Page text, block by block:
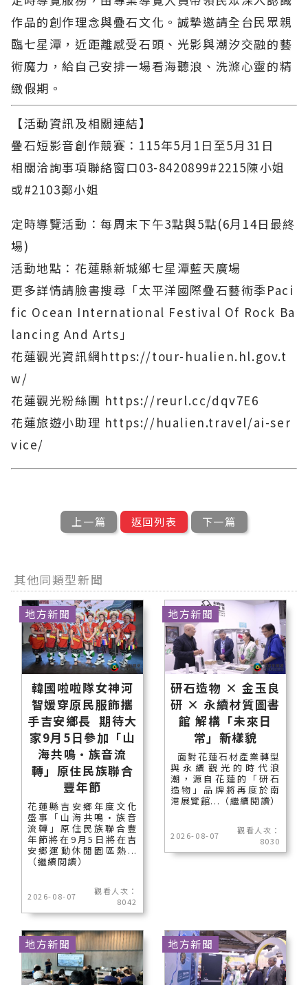
作品的創作理念與疊石文化。誠摯邀請全台民眾親
臨七星潭，近距離感受石頭、光影與潮汐交融的藝
術魔力，給自己安排一場看海聽浪、洗滌心靈的精
緻假期。
【活動資訊及相關連結】
疊石短影音創作競賽：115年5月1日至5月31日
相關洽詢事項聯絡窗口03-8420899#2215陳小姐
或#2103鄭小姐
定時導覽活動：每周末下午3點與5點(6月14日最終
場)
活動地點：花蓮縣新城鄉七星潭藍天廣場
更多詳情請臉書搜尋「太平洋國際疊石藝術季Paci
fic Ocean International Festival Of Rock Ba
lancing And Arts」
花蓮觀光資訊網https://tour-hualien.hl.gov.t
w/
花蓮觀光粉絲團 https://reurl.cc/dqv7E6
花蓮旅遊小助理 https://hualien.travel/ai-ser
vice/
上一篇 返回列表 下一篇
其他同類型新聞
韓國啦啦隊女神河
智媛穿原民服飾攜
手吉安鄉長 期待大
家9月5日參加「山
海共鳴•族音流
轉」原住民族聯合
豐年節
花蓮縣吉安鄉年度文化
盛事「山海共鳴•族音
流轉」原住民族聯合豐
年節將在9月5日將在吉
安鄉運動休閒園區熱...
（繼續閱讀）
2026-08-07
觀看人次：
8042
地方新聞
研石造物 × 金玉良
研 × 永續材質圖書
館 解構「未來日
常」新樣貌
面對花蓮石材產業轉型
與永續觀光的時代浪
潮，源自花蓮的「研石
造物」品牌將再度於南
港展覽館...（繼續閱讀）
2026-08-07
觀看人次：
8030
地方新聞
地方新聞 地方新聞